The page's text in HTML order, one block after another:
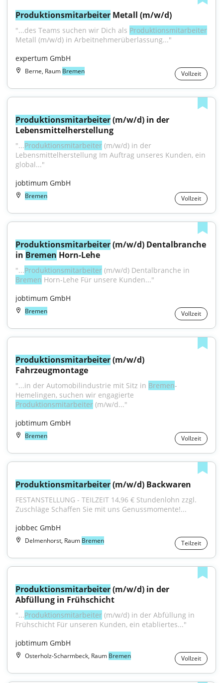
Produktionsmitarbeiter Metall (m/w/d)
"...des Teams suchen wir Dich als Produktionsmitarbeiter
Metall (m/w/d) in Arbeitnehmerüberlassung..."
expertum GmbH
Berne, Raum Bremen Vollzeit
Produktionsmitarbeiter (m/w/d) in der
Lebensmittelherstellung
"...Produktionsmitarbeiter (m/w/d) in der
Lebensmittelherstellung Im Auftrag unseres Kunden, ein
global..."
jobtimum GmbH
Bremen Vollzeit
Produktionsmitarbeiter (m/w/d) Dentalbranche
in Bremen Horn-Lehe
"...Produktionsmitarbeiter
Bremen Horn-Lehe Für unsere Kunden..."
jobtimum GmbH
Bremen Vollzeit
Produktionsmitarbeiter (m/w/d)
Fahrzeugmontage
"...in der Automobilindustrie mit Sitz in Bremen-
Produktionsmitarbeiter (m/w/d..."
jobtimum GmbH
Bremen Vollzeit
Produktionsmitarbeiter (m/w/d) Backwaren
FESTANSTELLUNG - TEILZEIT 14,96 € Stundenlohn zzgl.
Zuschläge Schaffen Sie mit uns Genussmomente!...
jobbec GmbH
Delmenhorst, Raum Bremen Teilzeit
Produktionsmitarbeiter (m/w/d) in der
Abfüllung in Frühschicht
"...Produktionsmitarbeiter (m/w/d) in der Abfüllung in
Frühschicht Für unseren Kunden, ein etabliertes..."
jobtimum GmbH
Osterholz-Scharmbeck, Raum Bremen Vollzeit